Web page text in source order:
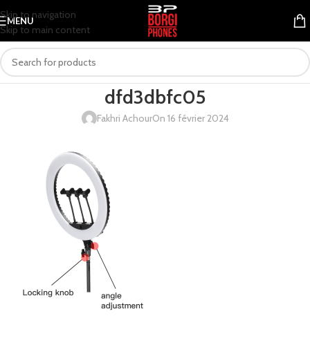
Skip to navigation
Skip to main content
MENU
dfd3dbfc05
Fakhri AchourOn 16 février 2024